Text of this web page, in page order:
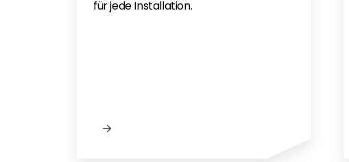
Solis Service Sheet
Solis Garantiezeitverlv§ngerung via App
für jede Installation.